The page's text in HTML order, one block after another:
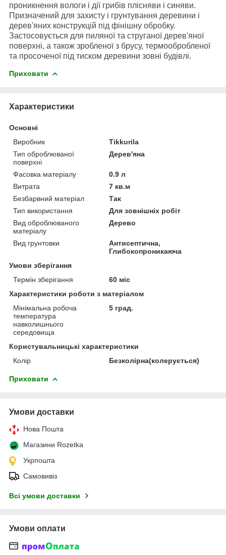
проникнення вологи і дії грибів плісняви і синяви.
Призначений для захисту і грунтування деревини і
дерев'яних конструкцій під фінішну обробку.
Застосовується для пиляної та струганої дерев'яної
поверхні, а також зробленої з брусу, термообробленої
та просоченої під тиском деревини зовні будівлі.
Приховати
Характеристики
Основні
Виробник
Tikkurila
Тип оброблюваної
поверхні
Дерев'яна
Фасовка матеріалу
0.9 л
Витрата
7 кв.м
Безбарвний матеріал
Так
Тип використання
Для зовнішніх робіт
Вид оброблюваного
матеріалу
Дерево
Вид грунтовки
Антисептична,
Глибокопроникаюча
Умови зберігання
Термін зберігання
60 міс
Характеристики роботи з матеріалом
Мінімальна робоча
температура
навколишнього
середовища
5 град.
Користувальницькі характеристики
Колір
Безколірна(колерується)
Приховати
Умови доставки
Нова Пошта
Магазини Rozetka
Укрпошта
Самовивіз
Всі умови доставки
Умови оплати